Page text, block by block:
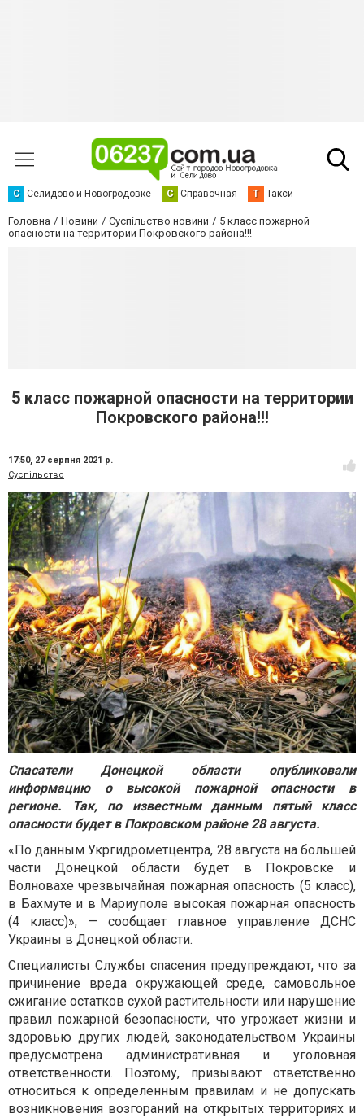
С Селидово и Новогродовке С Справочная Т Такси
Головна Новини Суспільство новини
5 класс пожарной
опасности на территории Покровского района!!!
5 класс пожарной опасности на территории
Покровского района!!!
17:50, 27 серпня 2021 р.
Суспільство
Спасатели Донецкой области опубликовали
информацию о высокой пожарной опасности в
регионе. Так, по известным данным пятый класс
опасности будет в Покровском районе 28 августа.
«По данным Укргидрометцентра, 28 августа на большей
части Донецкой области будет в Покровске и
Волновахе чрезвычайная пожарная опасность (5 класс),
в Бахмуте и в Мариуполе высокая пожарная опасность
(4 класс)», — сообщает главное управление ДСНС
Украины в Донецкой области.
Специалисты Службы спасения предупреждают, что за
причинение вреда окружающей среде, самовольное
сжигание остатков сухой растительности или нарушение
правил пожарной безопасности, что угрожает жизни и
здоровью других людей, законодательством Украины
предусмотрена административная и уголовная
ответственности. Поэтому, призывают ответственно
относиться к определенным правилам и не допускать
возникновения возгораний на открытых территориях и